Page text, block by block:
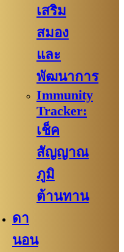
เสริม
สมอง
และ
พัฒนาการ
Immunity
Tracker:
เช็ค
สัญญาณ
ภูมิ
ต้านทาน
ดา
นอน